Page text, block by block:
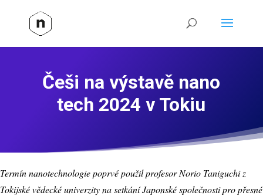
Češi na výstavě nano
tech 2024 v Tokiu
Termín nanotechnologie poprvé použil profesor Norio Taniguchi z
Tokijské vědecké univerzity na setkání Japonské společnosti pro přesné